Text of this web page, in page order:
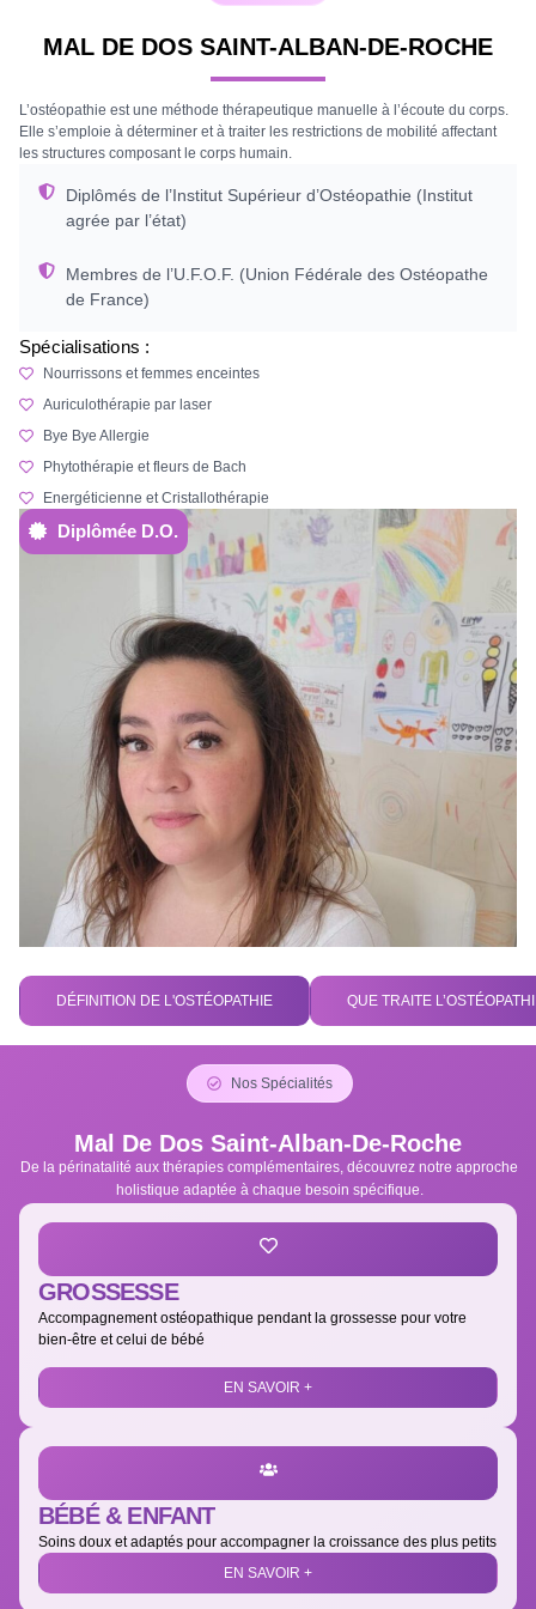
MAL DE DOS SAINT-ALBAN-DE-ROCHE
Diplômée D.O.
L’ostéopathie est une méthode thérapeutique manuelle à l’écoute du corps.
Elle s’emploie à déterminer et à traiter les restrictions de mobilité affectant
les structures composant le corps humain.
Diplômés de l’Institut Supérieur d’Ostéopathie (Institut
agrée par l’état)
Membres de l’U.F.O.F. (Union Fédérale des Ostéopathe
de France)
Spécialisations :
Nourrissons et femmes enceintes
Auriculothérapie par laser
Bye Bye Allergie
Phytothérapie et fleurs de Bach
Energéticienne et Cristallothérapie
DÉFINITION DE L'OSTÉOPATHIE QUE TRAITE
Nos Spécialités
Mal De Dos Saint-Alban-De-Roche
De la périnatalité aux thérapies complémentaires, découvrez notre approche
holistique adaptée à chaque besoin spécifique.
GROSSESSE
Accompagnement ostéopathique pendant la grossesse pour votre
bien-être et celui de bébé
EN SAVOIR +
BÉBÉ & ENFANT
Soins doux et adaptés pour accompagner la croissance des plus petits
EN SAVOIR +